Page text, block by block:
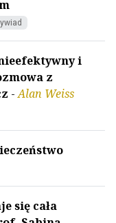
i
z
-Alan Weiss
się cała